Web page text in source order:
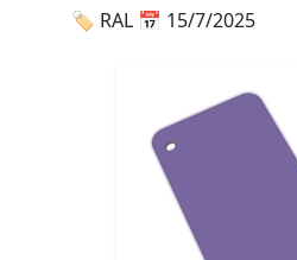
🏷 RAL 📅 15/7/2025